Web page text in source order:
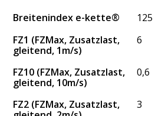
Breitenindex e-kette®
125
FZ1 (FZMax, Zusatzlast,
gleitend, 1m/s)
6
FZ10 (FZMax, Zusatzlast,
gleitend, 10m/s)
0,6
FZ2 (FZMax, Zusatzlast,
3